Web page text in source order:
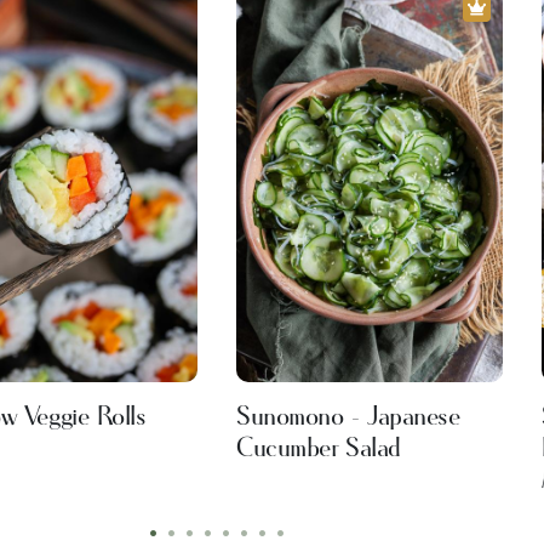
• • • • • • • •
Veggie Rolls
Sunomono - Japanese
Cucumber Salad